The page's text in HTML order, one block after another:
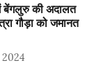
बेंगलुरु की अदालत
गौड़ा को जमानत
2024